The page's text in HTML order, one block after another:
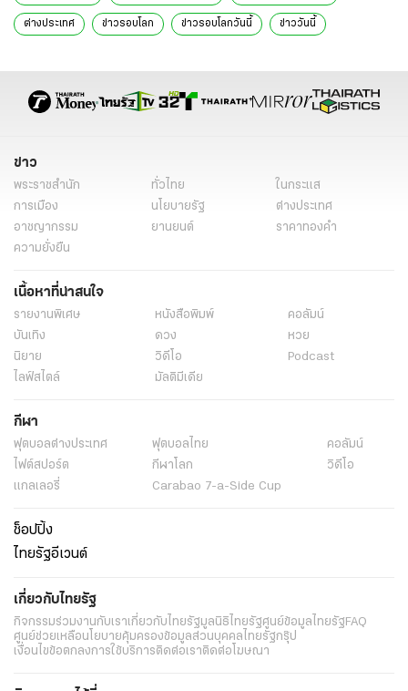
ต่างประเทศ ข่าวรอบโลก ข่าวรอบโลกวันนี้ ข่าววันนี้
ข่าว
พระราชสำนัก ทั่วไทย
ในกระแส
การเมือง
นโยบายรัฐ
ต่างประเทศ
อาชญากรรม
ยานยนต์
ราคาทองคำ
ความยั่งยืน
เนื้อหาที่น่าสนใจ
รายงานพิเศษ หนังสือพิมพ์
คอลัมน์
บันเทิง
ดวง
หวย
นิยาย
วิดีโอ
Podcast
ไลฟ์สไตล์
มัลติมีเดีย
กีฬา
ฟุตบอลต่่างประเทศ ฟุตบอลไทย
คอลัมน์
ไฟต์สปอร์ต
กีฬาโลก
วิดีโอ
แกลเลอรี่
Carabao 7-a-Side Cup
ช็อปปิ้ง
ไทยรัฐอีเวนต์
เกี่ยวกับไทยรัฐ
กิจกรรมร่วมงานกับเราเกี่ยวกับไทยรัฐมูลนิธิไทยรัฐศูนย์ข้อมูลไทยรัฐFAQ
ศูนย์ช่วยเหลือนโยบายคุ้มครองข้อมูลส่วนบุคคลไทยรัฐกรุ๊ป
เงื่อนไขข้อตกลงการใช้บริการติดต่อเราติดต่อโฆษณา